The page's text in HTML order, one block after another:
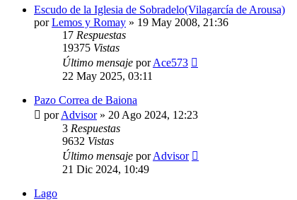
Escudo de la Iglesia de Sobradelo(Vilagarcía de Arousa)
porLemos y Romay » 19 May 2008, 21:36
17 Respuestas
19375 Vistas
Último mensaje porAce573
22 May 2025, 03:11
Pazo Correa de Baiona
porAdvisor» 20 Ago 2024, 12:23
3 Respuestas
9632 Vistas
Último mensaje porAdvisor
21 Dic 2024, 10:49
Lago